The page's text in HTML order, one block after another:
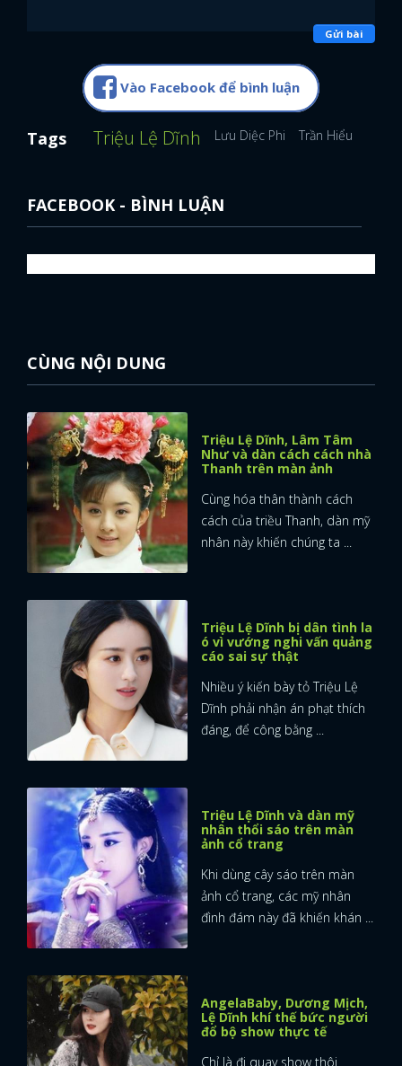
x
ĐĂNG NHẬP
Gửi bài
Vào Facebook để bình luận
Tags Triệu Lệ Dĩnh Lưu Diệc Phi Trần Hiểu
FACEBOOK - BÌNH LUẬN
CÙNG NỘI DUNG
Triệu Lệ Dĩnh, Lâm Tâm
Như và dàn cách cách nhà
Thanh trên màn ảnh
Cùng hóa thân thành cách
cách của triều Thanh, dàn mỹ
nhân này khiến chúng ta ...
Triệu Lệ Dĩnh bị dân tình la
ó vì vướng nghi vấn quảng
cáo sai sự thật
Nhiều ý kiến bày tỏ Triệu Lệ
Dĩnh phải nhận án phạt thích
đáng, để công bằng ...
Triệu Lệ Dĩnh và dàn mỹ
nhân thổi sáo trên màn
ảnh cổ trang
Khi dùng cây sáo trên màn
ảnh cổ trang, các mỹ nhân
đình đám này đã khiến khán ...
AngelaBaby, Dương Mịch,
Lệ Dĩnh khí thế bức người
đổ bộ show thực tế
Chỉ là đi quay show thôi